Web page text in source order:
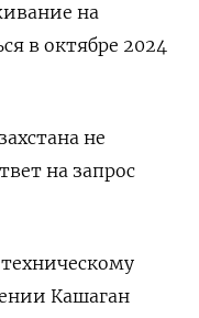
на
в октябре 2024
не
на запрос
Кашаган